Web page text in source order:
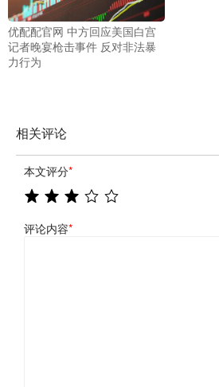
优配配官网 中方回应美国白宫
记者晚宴枪击事件 反对非法暴
力行为
相关评论
本文评分*
评论内容*